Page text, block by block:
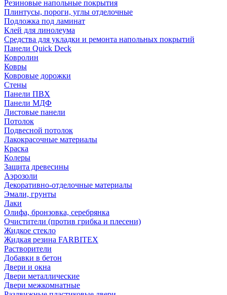
Резиновые напольные покрытия
Плинтусы, пороги, углы отделочные
Подложка под ламинат
Клей для линолеума
Средства для укладки и ремонта напольных покрытий
Панели Quick Deck
Ковролин
Ковры
Ковровые дорожки
Стены
Панели ПВХ
Панели МДФ
Листовые панели
Потолок
Подвесной потолок
Лакокрасочные материалы
Краска
Колеры
Защита древесины
Аэрозоли
Декоративно-отделочные материалы
Эмали, грунты
Лаки
Олифа, бронзовка, серебрянка
Очистители (против грибка и плесени)
Жидкое стекло
Жидкая резина FARBITEX
Растворители
Добавки в бетон
Двери и окна
Двери металлические
Двери межкомнатные